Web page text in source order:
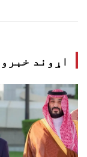
اړوند